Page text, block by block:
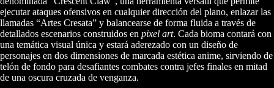
ejecutar ataques ofensivos en cualquier dirección del plano, enlazar las
llamadas “Artes Cresata” y balancearse de forma fluida a través de
detallados escenarios construidos en pixel art. Cada bioma contará con
una temática visual única y estará aderezado con un diseño de
personajes en dos dimensiones de marcada estética anime, sirviendo de
telón de fondo para desafiantes combates contra jefes finales en mitad
de una oscura cruzada de venganza.